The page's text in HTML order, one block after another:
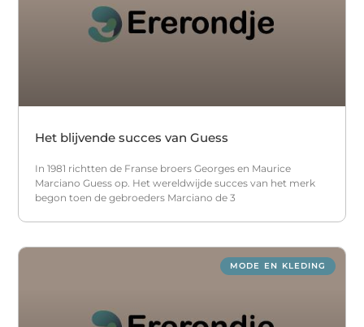
Het blijvende succes van Guess
In 1981 richtten de Franse broers Georges en Maurice
Marciano Guess op. Het wereldwijde succes van het merk
begon toen de gebroeders Marciano de 3
MODE EN KLEDING